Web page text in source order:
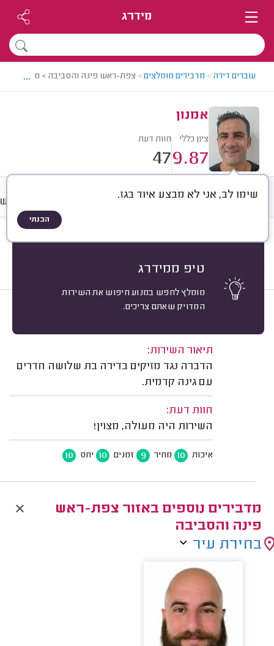
מידרג
עוברים דירה > מדבירים מומלצים> צפת-ראש פינה והסביבה > מדביר
...
אמנון
ציון כללי
9.87
חוות דעת
47
שימו לב, אני לא מבצע איוד בגז.
הבנתי
טיפ ממידרג
מומלץ לחפש במנוע חיפוש את השירות
המדויק שאתם צריכים.
חוות דעת מחירים
סוג ההדברה
ליה להב, צפת.
תיאור השירות:
הדברה נגד מזיקים בדירה בת שלושה חדרים
עם גינה קדמית.
חוות דעת:
השירות היה מעולה, מצוין!
איכות 10 מחיר 9 זמנים 10 יחס 10
מדבירים נוספים באזור צפת-ראש
פינה והסביבה
בחירת עיר